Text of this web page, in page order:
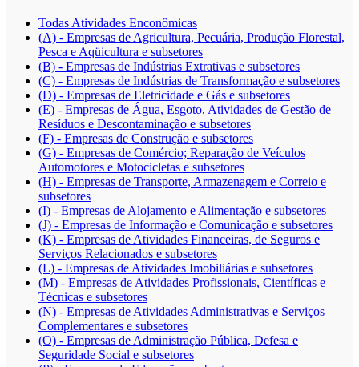
Todas Atividades Enconômicas
(A) - Empresas de Agricultura, Pecuária, Produção Florestal,
Pesca e Aqüicultura e subsetores
(B) - Empresas de Indústrias Extrativas e subsetores
(C) - Empresas de Indústrias de Transformação e subsetores
(D) - Empresas de Eletricidade e Gás e subsetores
(E) - Empresas de Água, Esgoto, Atividades de Gestão de
Resíduos e Descontaminação e subsetores
(F) - Empresas de Construção e subsetores
(G) - Empresas de Comércio; Reparação de Veículos
Automotores e Motocicletas e subsetores
(H) - Empresas de Transporte, Armazenagem e Correio e
subsetores
(I) - Empresas de Alojamento e Alimentação e subsetores
(J) - Empresas de Informação e Comunicação e subsetores
(K) - Empresas de Atividades Financeiras, de Seguros e
Serviços Relacionados e subsetores
(L) - Empresas de Atividades Imobiliárias e subsetores
(M) - Empresas de Atividades Profissionais, Científicas e
Técnicas e subsetores
(N) - Empresas de Atividades Administrativas e Serviços
Complementares e subsetores
(O) - Empresas de Administração Pública, Defesa e
Seguridade Social e subsetores